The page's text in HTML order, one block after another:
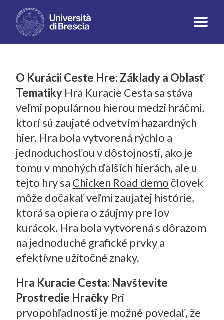
O Kurácii Ceste Hre: Základy a Oblasť
Tematiky Hra Kuracie Cesta sa stáva
veľmi populárnou hierou medzi hráčmi,
ktorí sú zaujaté odvetvím hazardných
hier. Hra bola vytvorená rýchlo a
jednoduchosťou v dôstojnosti, ako je
tomu v mnohých ďalších hierách, ale u
tejto hry sa Chicken Road demo človek
môže dočakať veľmi zaujatej histórie,
ktorá sa opiera o záujmy pre lov
kurácok. Hra bola vytvorená s dôrazom
na jednoduché grafické prvky a
efektívne užitočné znaky.
Hra Kuracie Cesta: Navštevite
Prostredie Hračky Pri
prvopohľadnosti je možné povedať, že